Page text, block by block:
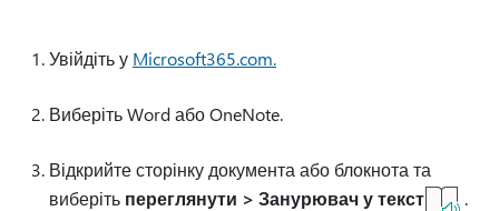
Увійдіть у Microsoft365.com.
Виберіть Word або OneNote.
Відкрийте сторінку документа або блокнота та
виберіть переглянути > Занурювач у текст .